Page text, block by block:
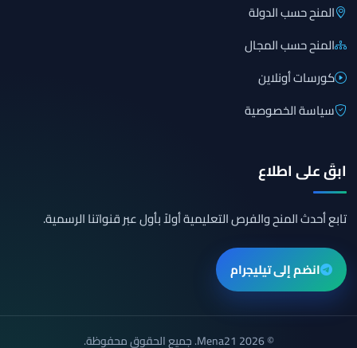
المنح حسب الدولة
المنح حسب المجال
كورسات أونلاين
سياسة الخصوصية
ابقَ على اطلاع
تابع أحدث المنح والفرص التعليمية أولاً بأول عبر قنواتنا الرسمية.
انضم إلى تيليجرام
© 2026 Mena21. جميع الحقوق محفوظة.